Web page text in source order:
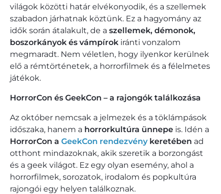
világok közötti határ elvékonyodik, és a szellemek
szabadon járhatnak köztünk. Ez a hagyomány az
idők során átalakult, de a szellemek, démonok,
boszorkányok és vámpírok iránti vonzalom
megmaradt. Nem véletlen, hogy ilyenkor kerülnek
elő a rémtörténetek, a horrorfilmek és a félelmetes
játékok.
HorrorCon és GeekCon – a rajongók találkozása
Az október nemcsak a jelmezek és a töklámpások
időszaka, hanem a horrorkultúra ünnepe is. Idén a
HorrorCon a GeekCon rendezvény keretében ad
otthont mindazoknak, akik szeretik a borzongást
és a geek világot. Ez egy olyan esemény, ahol a
horrorfilmek, sorozatok, irodalom és popkultúra
rajongói egy helyen találkoznak.